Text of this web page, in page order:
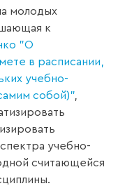
молодых
к
"О
в расписании,
учебно-
собой)",
учебно-
считающейся